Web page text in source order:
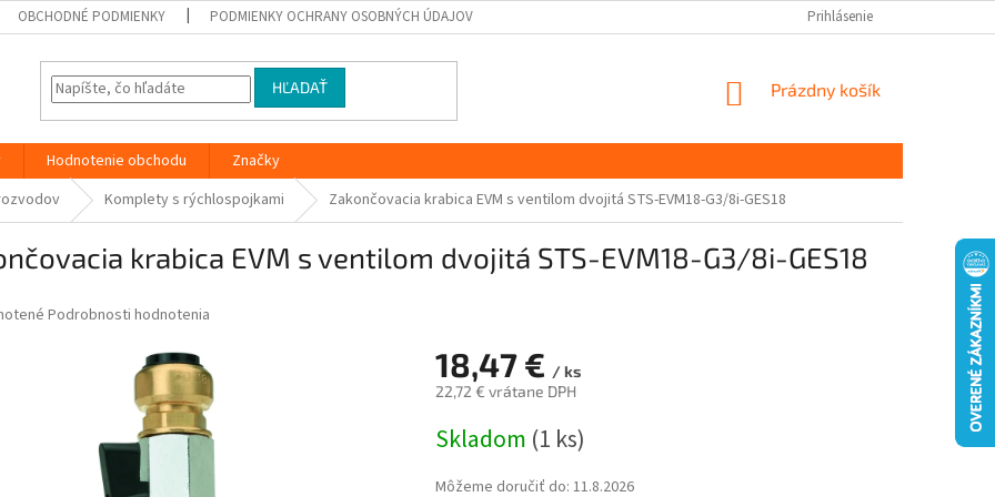
OBCHODNÉ PODMIENKY PODMIENKY OCHRANY OSOBNÝCH ÚDAJOV Prihlásenie
HĽADAŤ
NÁKUPNÝ
Prázdny košík
Hodnotenie obchodu
Značky
Komplety s rýchlospojkami Zakončovacia krabica EVM s ventilom dvojitá STS-EVM18-G3/8i-GES18
krabica EVM s ventilom dvojitá STS-EVM18-G3/8i-GES18
Podrobnosti hodnotenia
18,47 € / ks
22,72 € vrátane DPH
cena:
Skladom (1 ks)
Môžeme doručiť do: 11.8.2026